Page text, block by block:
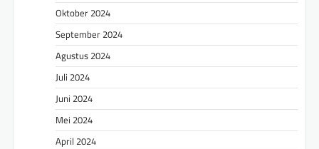
Oktober 2024
September 2024
Agustus 2024
Juli 2024
Juni 2024
Mei 2024
April 2024